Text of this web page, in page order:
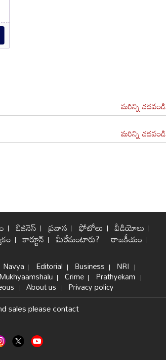
మరిన్ని చదవండి
మరిన్ని చదవండి
బిజినెస్ ప్రవాస ఫోటోలు వీడియోలు
కార్టూన్ మీరేమంటారు? రాజకీయం
Navya Editorial Business NRI
Mukhyaamshalu Crime Prathyekam
About us Privacy policy
sales please contact